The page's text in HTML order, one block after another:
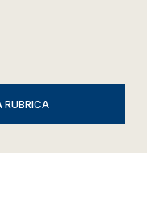
RUBRICA